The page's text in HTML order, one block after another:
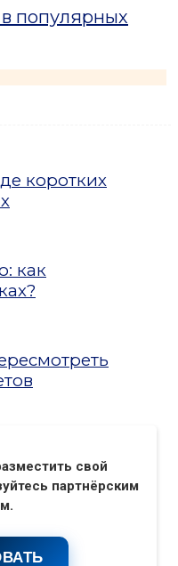
в популярных
коротких
как
свой
партнёрским